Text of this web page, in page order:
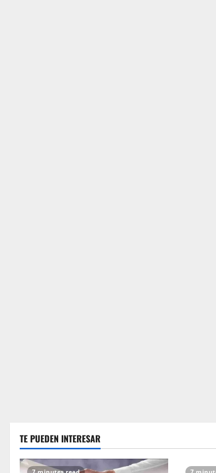
TE PUEDEN INTERESAR